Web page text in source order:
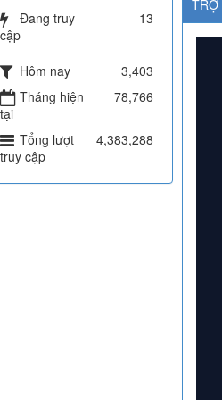
TRỢ
Đang truy
cập
13
Hôm nay
3,403
Tháng hiện
tại
78,766
Tổng lượt
truy cập
4,383,288